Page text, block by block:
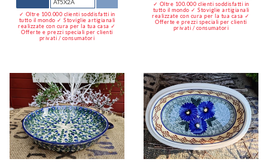
AT5X2A
✓ Oltre 100.000 clienti soddisfatti in
tutto il mondo ✓ Stoviglie artigianali
realizzate con cura per la tua casa ✓
Offerte e prezzi speciali per clienti
privati / consumatori
✓ Oltre 100.000 clienti soddisfatti in
tutto il mondo ✓ Stoviglie artigianali
realizzate con cura per la tua casa ✓
Offerte e prezzi speciali per clienti
privati / consumatori